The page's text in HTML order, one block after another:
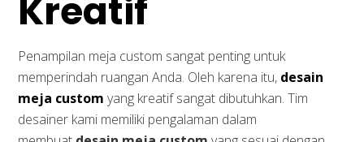
Kreatif
Penampilan meja custom sangat penting untuk
memperindah ruangan Anda. Oleh karena itu, desain
meja custom yang kreatif sangat dibutuhkan. Tim
desainer kami memiliki pengalaman dalam